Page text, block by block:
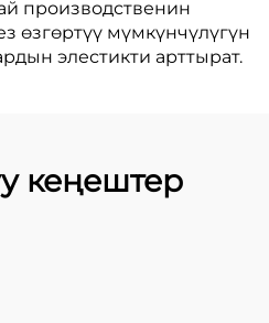
производственин
өзгөртүү мүмкүнчүлүгүн
элестикти арттырат.
кеңештер